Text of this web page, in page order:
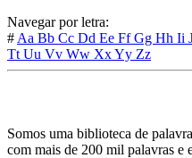
Navegar por letra:
# Aa Bb Cc Dd Ee FfGg Hh Ii
Tt Uu Vv Ww XxYy Zz
Somos uma biblioteca de
com mais de 200 mil palavras e